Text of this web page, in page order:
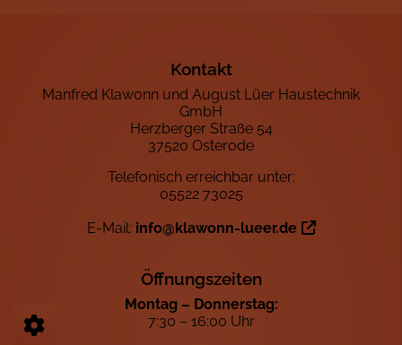
Footer - Kontaktdaten und Öffnungszeiten
Kontakt
Manfred Klawonn und August Lüer Haustechnik
GmbH
Herzberger Straße 54
37520 Osterode
Telefonisch erreichbar unter:
05522 73025
E-Mail: info@klawonn-lueer.de
Öffnungszeiten
Montag – Donnerstag:
7:30 – 16:00 Uhr